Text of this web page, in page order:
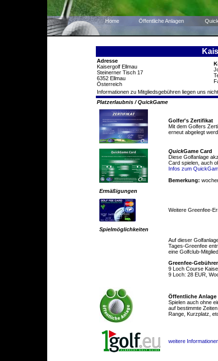
Home Öffentliche Anlagen
Adresse
Kaisergolf Ellmau
Steinerner Tisch 17
6352 Ellmau
Österreich
Informationen zu Mitgliedsgebühren liegen uns
Platzerlaubnis / QuickGame
Golfer's Zertifikat
Mit dem Golfers
erneut abgelegt
QuickGame Card
Diese Golfanlage
Card spielen, auch
Infos zum
Bemerkung:
Ermäßigungen
Weitere Greenfee-
Spielmöglichkeiten
Auf dieser
Tages-Greenfee
eine Golfclub-
Greenfee-
9 Loch Course
9 Loch: 28 EUR,
Öffentliche Anlage
Spielen auch ohne
auf bestimmte
Range, Kurzplatz,
weitere